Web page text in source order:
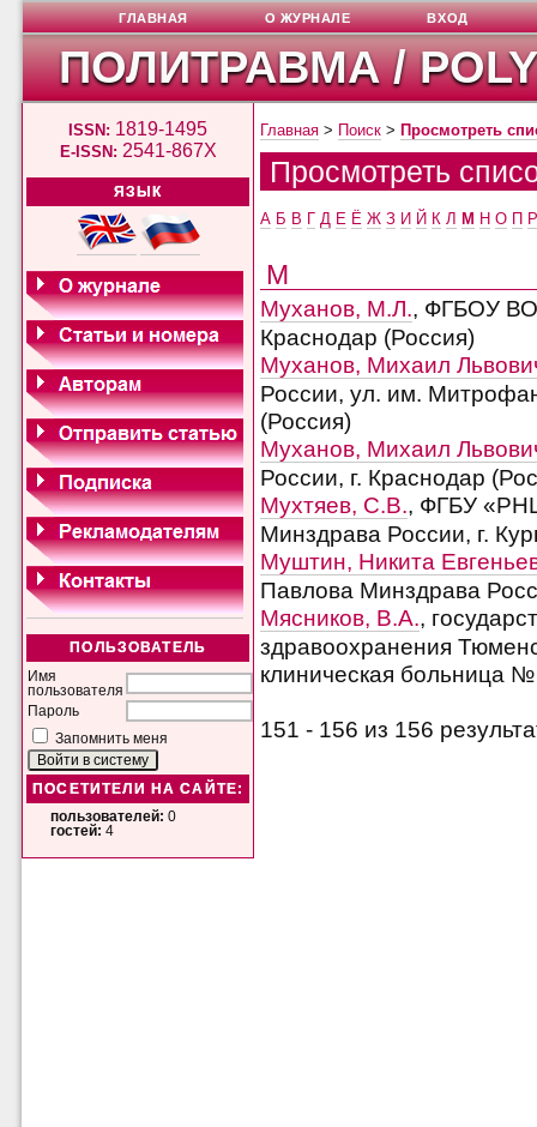
ПОЛИТРАВМА /
ISSN: 1819-1495
E-ISSN: 2541-867X
ЯЗЫК
ПОЛЬЗОВАТЕЛЬ
Имя
пользователя
Пароль
Запомнить меня
ПОСЕТИТЕЛИ НА САЙТЕ:
пользователей: 0
гостей: 4
ГЛАВНАЯ О ЖУРНАЛЕ ВХОД
Главная > Поиск > Просмотреть
Просмотреть
А Б В Г Д Е Ё Ж З И Й К Л М Н О П
М
Муханов, М.Л., ФГБОУ ВО
Краснодар (Россия)
Муханов, Михаил
России, ул. им.
(Россия)
Муханов, Михаил
России, г. Краснодар
Мухтяев, С.В., ФГБУ
Минздрава России, г.
Муштин, Никита
Павлова Минздрава
Мясников, В.А.,
здравоохранения
клиническая больница
151 - 156 из 156